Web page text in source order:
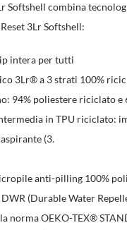
Softshell combina
3Lr Softshell:
intera per tutti
3Lr® a 3 strati 100%
94% poliestere riciclato e
inTPU riciclato:
(3.
anti-pilling 100%
DWR (Durable Water
norma OEKO-TEX®